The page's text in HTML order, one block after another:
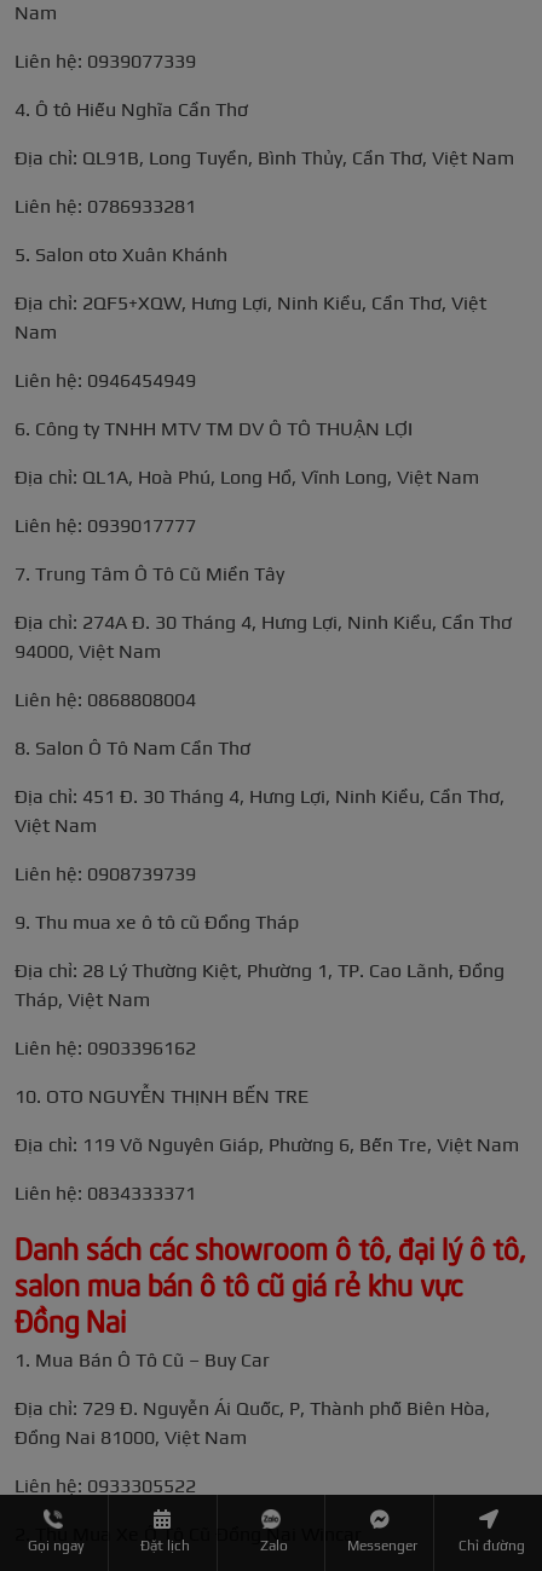
Nam
Liên hệ: 0939077339
4. Ô tô Hiếu Nghĩa Cần Thơ
Địa chỉ: QL91B, Long Tuyền, Bình Thủy, Cần Thơ, Việt Nam
Liên hệ: 0786933281
5. Salon oto Xuân Khánh
Địa chỉ: 2QF5+XQW, Hưng Lợi, Ninh Kiều, Cần Thơ, Việt
Nam
Liên hệ: 0946454949
6. Công ty TNHH MTV TM DV Ô TÔ THUẬN LỢI
Địa chỉ: QL1A, Hoà Phú, Long Hồ, Vĩnh Long, Việt Nam
Liên hệ: 0939017777
7. Trung Tâm Ô Tô Cũ Miền Tây
Địa chỉ: 274A Đ. 30 Tháng 4, Hưng Lợi, Ninh Kiều, Cần Thơ
94000, Việt Nam
Liên hệ: 0868808004
8. Salon Ô Tô Nam Cần Thơ
Địa chỉ: 451 Đ. 30 Tháng 4, Hưng Lợi, Ninh Kiều, Cần Thơ,
Việt Nam
Liên hệ: 0908739739
9. Thu mua xe ô tô cũ Đồng Tháp
Địa chỉ: 28 Lý Thường Kiệt, Phường 1, TP. Cao Lãnh, Đồng
Tháp, Việt Nam
Liên hệ: 0903396162
10. OTO NGUYỄN THỊNH BẾN TRE
Địa chỉ: 119 Võ Nguyên Giáp, Phường 6, Bến Tre, Việt Nam
Liên hệ: 0834333371
Danh sách các showroom ô tô, đại lý ô tô,
salon mua bán ô tô cũ giá rẻ khu vực
Đồng Nai
1. Mua Bán Ô Tô Cũ – Buy Car
Địa chỉ: 729 Đ. Nguyễn Ái Quốc, P, Thành phố Biên Hòa,
Đồng Nai 81000, Việt Nam
Liên hệ: 0933305522
2. Thu Mua Xe Ô Tô Cũ Đồng Nai Wincar
Gọi ngay Đặt lịch Zalo Messenger Chỉ đường